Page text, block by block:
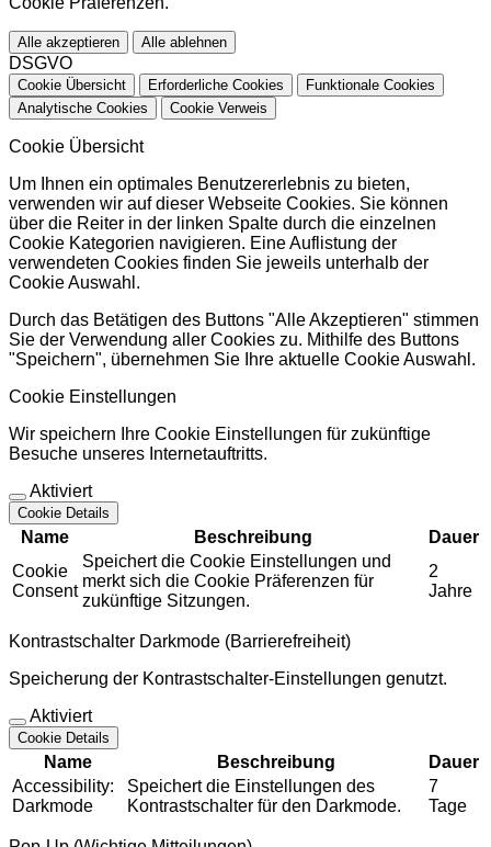
Alle akzeptieren Alle ablehnen
DSGVO
Cookie Übersicht Erforderliche Cookies
Funktionale Cookies
Analytische Cookies
Cookie Verweis
Cookie Übersicht
Um Ihnen ein optimales Benutzererlebnis zu bieten,
verwenden wir auf dieser Webseite Cookies. Sie können
über die Reiter in der linken Spalte durch die einzelnen
Cookie Kategorien navigieren. Eine Auflistung der
verwendeten Cookies finden Sie jeweils unterhalb der
Cookie Auswahl.
Durch das Betätigen des Buttons "Alle Akzeptieren" stimmen
Sie der Verwendung aller Cookies zu. Mithilfe des Buttons
"Speichern", übernehmen Sie Ihre aktuelle Cookie Auswahl.
Cookie Einstellungen
Wir speichern Ihre Cookie Einstellungen für zukünftige
Besuche unseres Internetauftritts.
Aktiviert
Cookie Details
Name Beschreibung
Dauer
Cookie
Consent
Speichert die Cookie Einstellungen und
merkt sich die Cookie Präferenzen für
zukünftige Sitzungen.
2
Jahre
Kontrastschalter Darkmode (Barrierefreiheit)
Speicherung der Kontrastschalter-Einstellungen genutzt.
Aktiviert
Cookie Details
Name Beschreibung
Dauer
Accessibility:
Darkmode
Speichert die Einstellungen des
Kontrastschalter für den Darkmode.
7
Tage